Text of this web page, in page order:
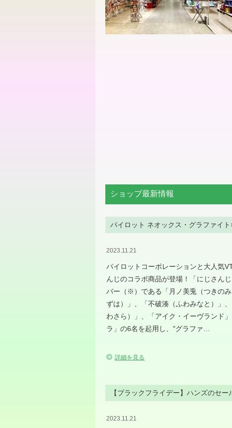
ショップ最新情報
パイロット ネオックス・グラファイ
2023.11.21
パイロットコーポレーションと大人気
んじのコラボ商品が登場！「にじさん
バー（※）である「月ノ美兎（つきのみ
ずは）」、「不破湊（ふわみなと）」
わさら）」、「アイク・イーヴランド
ラ」の6名を起用し、"グラファ…
詳細を見る
【ブラックフライデー】ハンズのセー
2023.11.21